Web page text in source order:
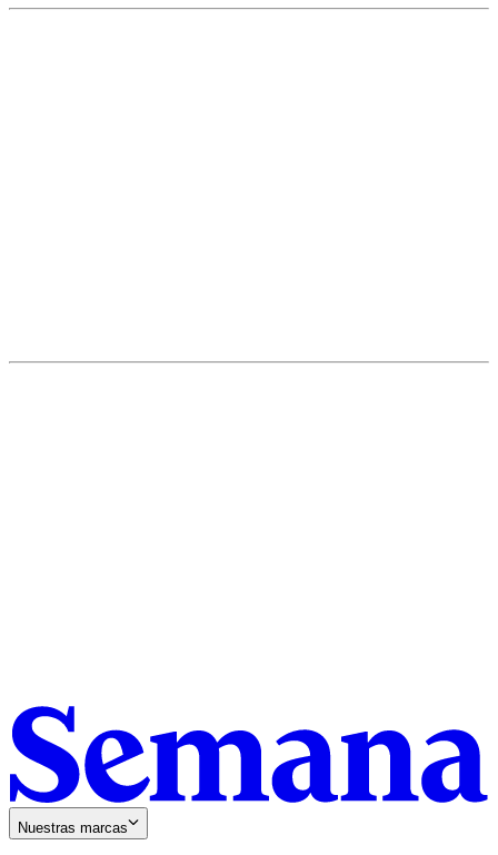
Nuestras marcas